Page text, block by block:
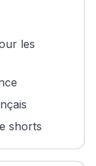
les
shorts